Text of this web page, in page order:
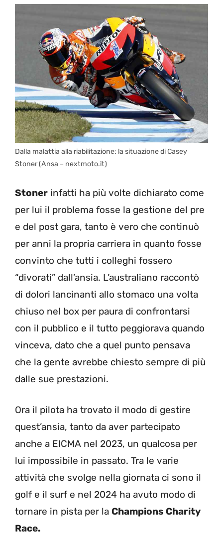
Dalla malattia alla riabilitazione: la situazione di Casey
Stoner (Ansa – nextmoto.it)
Stoner infatti ha più volte dichiarato come
per lui il problema fosse la gestione del pre
e del post gara, tanto è vero che continuò
per anni la propria carriera in quanto fosse
convinto che tutti i colleghi fossero
“divorati” dall’ansia. L’australiano raccontò
di dolori lancinanti allo stomaco una volta
chiuso nel box per paura di confrontarsi
con il pubblico e il tutto peggiorava quando
vinceva, dato che a quel punto pensava
che la gente avrebbe chiesto sempre di più
dalle sue prestazioni.
Ora il pilota ha trovato il modo di gestire
quest’ansia, tanto da aver partecipato
anche a EICMA nel 2023, un qualcosa per
lui impossibile in passato. Tra le varie
attività che svolge nella giornata ci sono il
golf e il surf e nel 2024 ha avuto modo di
tornare in pista per la Champions Charity
Race.